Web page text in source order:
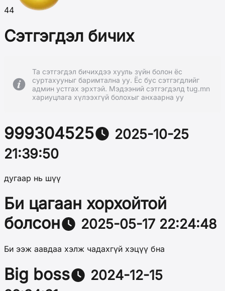
44
Сэтгэгдэл бичих
Та сэтгэгдэл бичихдээ хууль зүйн болон ёс
суртахууныг баримтална уу. Ёс бус сэтгэгдлийг
админ устгах эрхтэй. Мэдээний сэтгэгдэлд tug.mn
хариуцлага хүлээхгүй болохыг анхаарна уу
999304525
2025-10-25
21:39:50
дугаар нь шүү
Би цагаан хорхойтой
болсон
2025-05-17 22:24:48
Би ээж аавдаа хэлж чадахгүй хэцүү бна
Big boss
2024-12-15